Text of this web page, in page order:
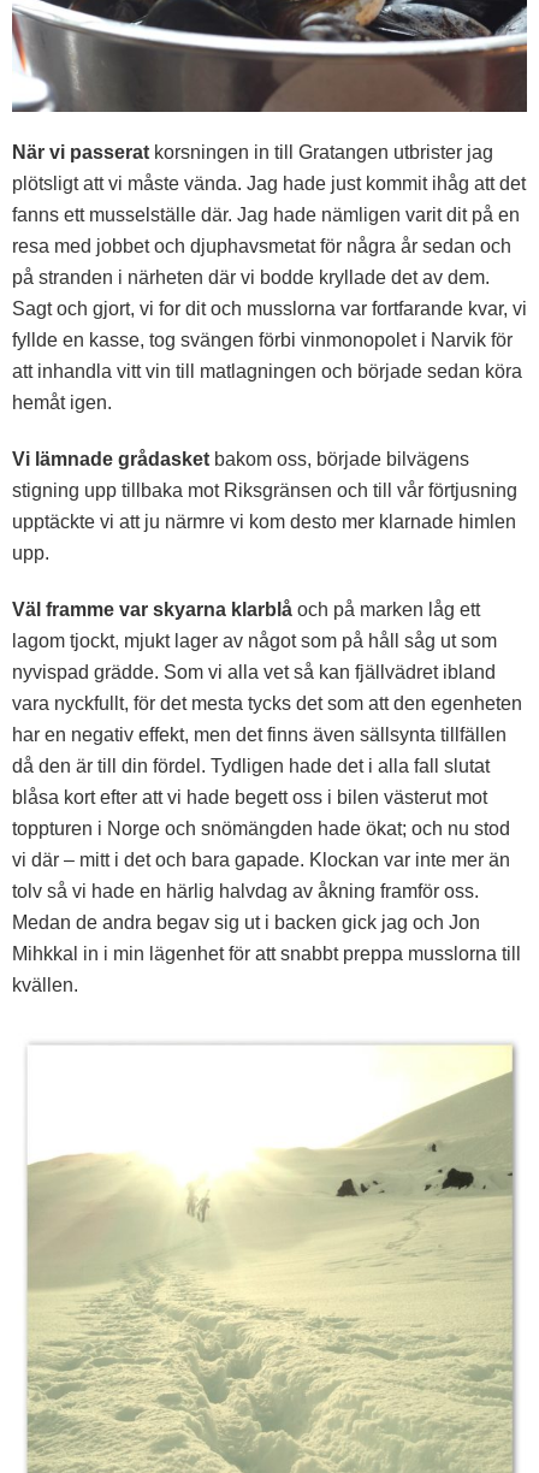
När vi passerat korsningen in till Gratangen utbrister jag
plötsligt att vi måste vända. Jag hade just kommit ihåg att det
fanns ett musselställe där. Jag hade nämligen varit dit på en
resa med jobbet och djuphavsmetat för några år sedan och
på stranden i närheten där vi bodde kryllade det av dem.
Sagt och gjort, vi for dit och musslorna var fortfarande kvar, vi
fyllde en kasse, tog svängen förbi vinmonopolet i Narvik för
att inhandla vitt vin till matlagningen och började sedan köra
hemåt igen.
Vi lämnade grådasket bakom oss, började bilvägens
stigning upp tillbaka mot Riksgränsen och till vår förtjusning
upptäckte vi att ju närmre vi kom desto mer klarnade himlen
upp.
Väl framme var skyarna klarblå och på marken låg ett
lagom tjockt, mjukt lager av något som på håll såg ut som
nyvispad grädde. Som vi alla vet så kan fjällvädret ibland
vara nyckfullt, för det mesta tycks det som att den egenheten
har en negativ effekt, men det finns även sällsynta tillfällen
då den är till din fördel. Tydligen hade det i alla fall slutat
blåsa kort efter att vi hade begett oss i bilen västerut mot
toppturen i Norge och snömängden hade ökat; och nu stod
vi där – mitt i det och bara gapade. Klockan var inte mer än
tolv så vi hade en härlig halvdag av åkning framför oss.
Medan de andra begav sig ut i backen gick jag och Jon
Mihkkal in i min lägenhet för att snabbt preppa musslorna till
kvällen.